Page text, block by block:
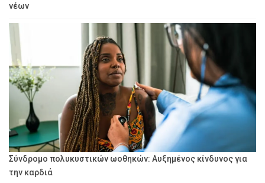
νέων
Σύνδρομο πολυκυστικών ωοθηκών: Αυξημένος κίνδυνος για
την καρδιά